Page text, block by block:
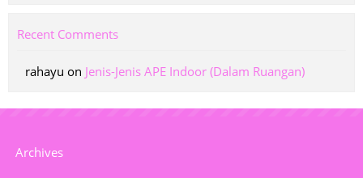
Recent Comments
rahayu on Jenis-Jenis APE Indoor (Dalam Ruangan)
Archives